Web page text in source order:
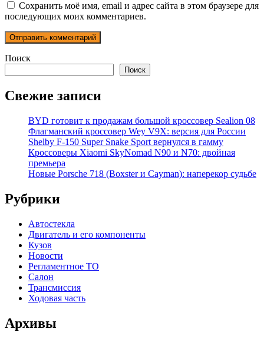
Сохранить моё имя, email и адрес сайта в этом браузере для
последующих моих комментариев.
Поиск
Поиск
Свежие записи
BYD готовит к продажам большой кроссовер Sealion 08
Флагманский кроссовер Wey V9X: версия для России
Shelby F-150 Super Snake Sport вернулся в гамму
Кроссоверы Xiaomi SkyNomad N90 и N70: двойная
премьера
Новые Porsche 718 (Boxster и Cayman): наперекор судьбе
Рубрики
Автостекла
Двигатель и его компоненты
Кузов
Новости
Регламентное ТО
Салон
Трансмиссия
Ходовая часть
Архивы